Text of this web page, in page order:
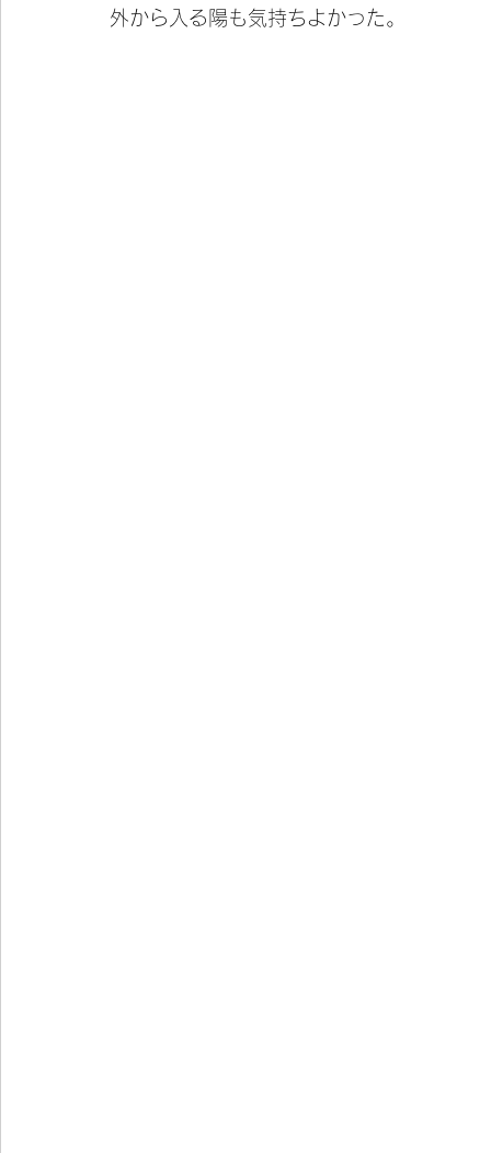
外から入る陽も気持ちよかった。